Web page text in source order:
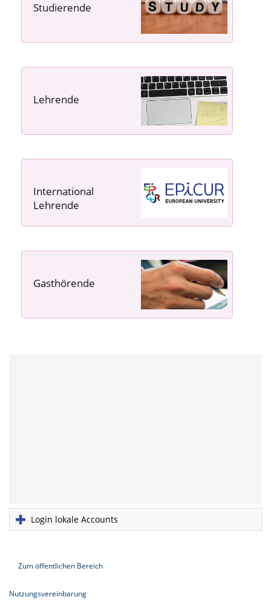
Studierende
Lehrende
International
Lehrende
Gasthörende
Login lokale Accounts
Zum öffentlichen Bereich
Nutzungsvereinbarung